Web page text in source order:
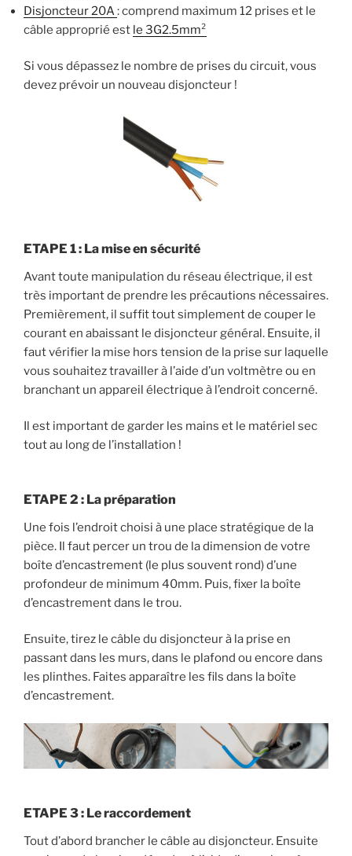
Disjoncteur 20A: comprend maximum 12 prises et le
câble approprié est le 3G2.5mm²
Si vous dépassez le nombre de prises du circuit, vous
devez prévoir un nouveau disjoncteur !
ETAPE 1 : La mise en sécurité
Avant toute manipulation du réseau électrique, il est
très important de prendre les précautions nécessaires.
Premièrement, il suffit tout simplement de couper le
courant en abaissant le disjoncteur général. Ensuite, il
faut vérifier la mise hors tension de la prise sur laquelle
vous souhaitez travailler à l’aide d’un voltmètre ou en
branchant un appareil électrique à l’endroit concerné.
Il est important de garder les mains et le matériel sec
tout au long de l’installation !
ETAPE 2 : La préparation
Une fois l’endroit choisi à une place stratégique de la
pièce. Il faut percer un trou de la dimension de votre
boîte d’encastrement (le plus souvent rond) d’une
profondeur de minimum 40mm. Puis, fixer la boîte
d’encastrement dans le trou.
Ensuite, tirez le câble du disjoncteur à la prise en
passant dans les murs, dans le plafond ou encore dans
les plinthes. Faites apparaître les fils dans la boîte
d’encastrement.
ETAPE 3 : Le raccordement
Tout d’abord brancher le câble au disjoncteur. Ensuite